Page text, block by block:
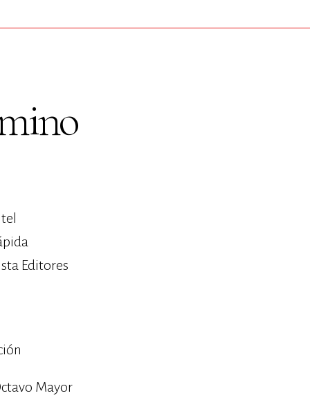
Editores
Mayor